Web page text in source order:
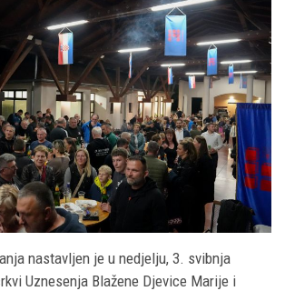
nastavljen je u nedjelju, 3. svibnja
Uznesenja Blažene Djevice Marije i